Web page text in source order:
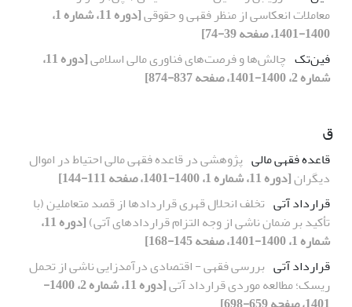
معاملات انعکاسی از منظر فقهی و حقوقی
[دوره 11، شماره 1،
1400-1401، صفحه 39-74]
فین‌تک چالش‌ها و فرصت‌های فناوری مالی اسلامی
[دوره 11،
شماره 2، 1400-1401، صفحه 837-874]
ق
قاعده فقهی مالی پژوهشی در قاعده فقهی مالی احتیاط در اموال
دیگران[دوره 11، شماره 1، 1400-1401، صفحه 111-144]
قرارداد آتی تخلف انحلال قهری قراردادها از قصد متعاملین (با
تأکید بر ضمان ناشی از وجه التزام قراردادهای آتی)
[دوره 11،
شماره 1، 1400-1401، صفحه 145-168]
قرارداد آتی بررسی فقهی - اقتصادی درآمدزایی ناشی از تحمل
ریسک؛ مطالعه موردی قرارداد آتی
[دوره 11، شماره 2، 1400-